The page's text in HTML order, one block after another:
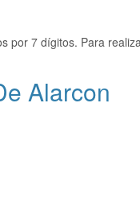
por 7 dígitos. Para
Alarcon